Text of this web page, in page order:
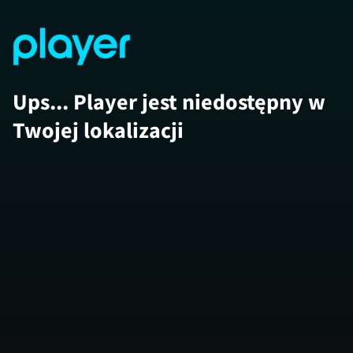
Ups... Player jest niedostępny w
Twojej lokalizacji